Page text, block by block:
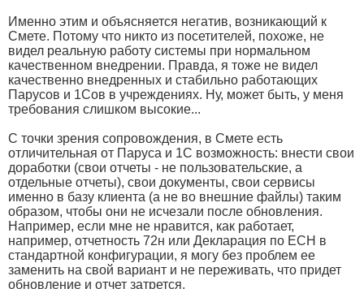
Именно этим и объясняется негатив, возникающий к
Смете. Потому что никто из посетителей, похоже, не
видел реальную работу системы при нормальном
качественном внедрении. Правда, я тоже не видел
качественно внедренных и стабильно работающих
Парусов и 1Сов в учреждениях. Ну, может быть, у меня
требования слишком высокие...
С точки зрения сопровождения, в Смете есть
отличительная от Паруса и 1С возможность: внести свои
доработки (свои отчеты - не пользовательские, а
отдельные отчеты), свои документы, свои сервисы
именно в базу клиента (а не во внешние файлы) таким
образом, чтобы они не исчезали после обновления.
Например, если мне не нравится, как работает,
например, отчетность 72н или Декларация по ЕСН в
стандартной конфигурации, я могу без проблем ее
заменить на свой вариант и не переживать, что придет
обновление и отчет затрется.